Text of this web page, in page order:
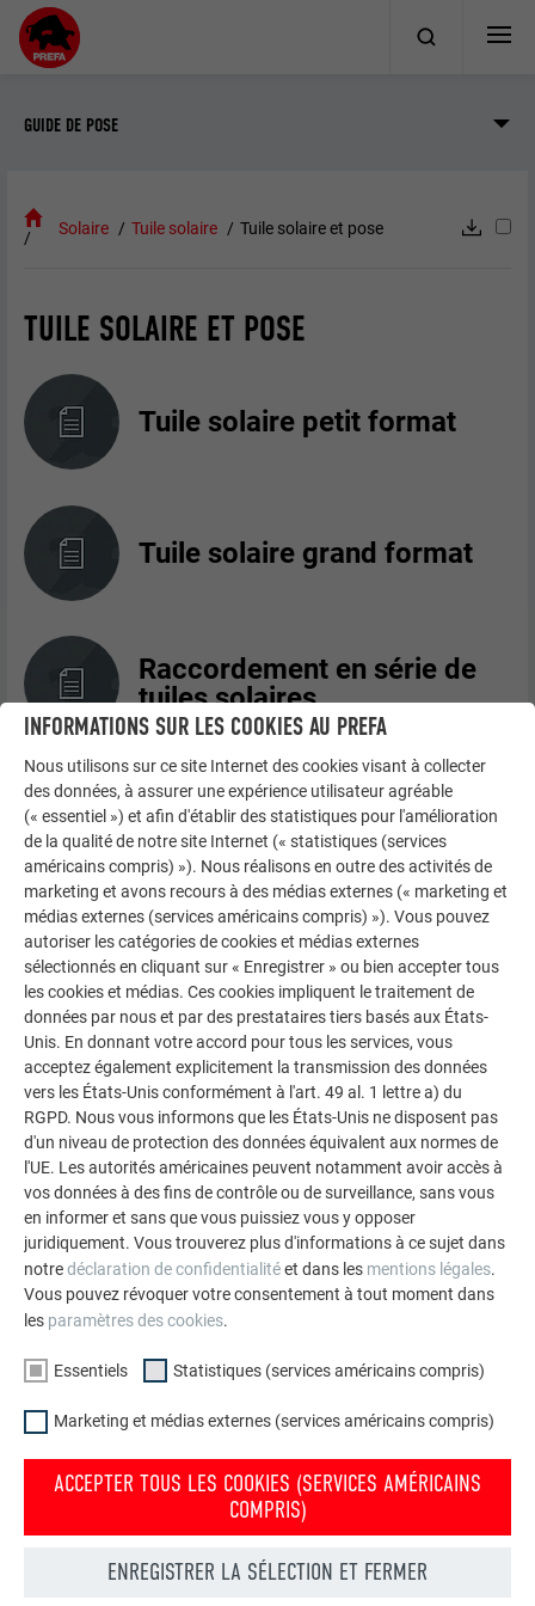
GUIDE DE POSE
Solaire Tuile solaire Tuile solaire et pose
TUILE SOLAIRE ET POSE
Tuile solaire petit format
Tuile solaire grand format
Raccordement en série de
tuiles solaires
Raccordement en parallèle
des tuiles solaires
Câblage
Montage de la tuile solaire
PREFA
Application sur toiture
Application sur façade
Vérification de la tension
INFORMATIONS SUR LES COOKIES AU PREFA
Nous utilisons sur ce site Internet des cookies visant à collecter
des données, à assurer une expérience utilisateur agréable
(« essentiel ») et afin d'établir des statistiques pour l'amélioration
de la qualité de notre site Internet (« statistiques (services
américains compris) »). Nous réalisons en outre des activités de
marketing et avons recours à des médias externes (« marketing et
médias externes (services américains compris) »). Vous pouvez
autoriser les catégories de cookies et médias externes
sélectionnés en cliquant sur « Enregistrer » ou bien accepter tous
les cookies et médias. Ces cookies impliquent le traitement de
données par nous et par des prestataires tiers basés aux États-
Unis. En donnant votre accord pour tous les services, vous
acceptez également explicitement la transmission des données
vers les États-Unis conformément à l'art. 49 al. 1 lettre a) du
RGPD. Nous vous informons que les États-Unis ne disposent pas
d'un niveau de protection des données équivalent aux normes de
l'UE. Les autorités américaines peuvent notamment avoir accès à
vos données à des fins de contrôle ou de surveillance, sans vous
en informer et sans que vous puissiez vous y opposer
juridiquement. Vous trouverez plus d'informations à ce sujet dans
notredéclaration de confidentialitéet dans les mentions légales.
Vous pouvez révoquer votre consentement à tout moment dans
les paramètres des cookies.
Essentiels Statistiques (services américains compris)
Marketing et médias externes (services américains compris)
ACCEPTER TOUS LES COOKIES (SERVICES AMÉRICAINS
COMPRIS)
ENREGISTRER LA SÉLECTION ET FERMER